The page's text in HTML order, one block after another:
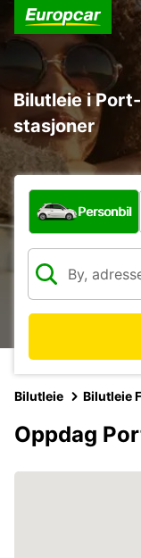
Bilutleie i
stasjoner
Hvilken type bil?
Personbil
Bilutleie Bilutleie
Oppdag